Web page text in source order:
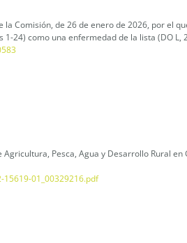
Comisión, de 26 de enero de 2026, por el
24) como una enfermedad de la lista (DO L,
Pesca, Agua y Desarrollo Rural
01_00329216.pdf